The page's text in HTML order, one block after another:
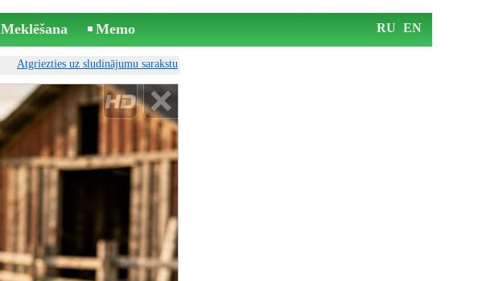
Meklēšana Memo RU EN
Atgriezties uz sludinājumu sarakstu